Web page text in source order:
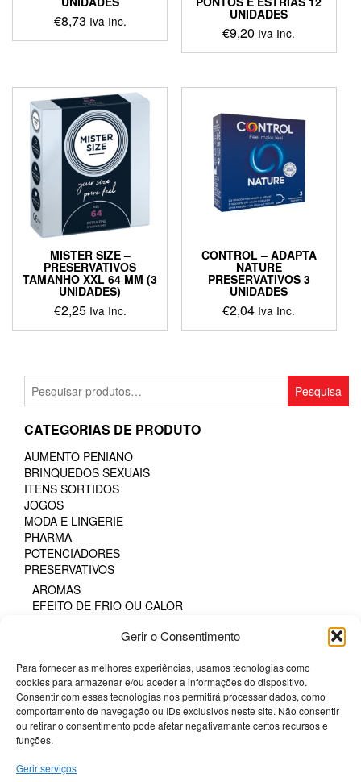
Gerir o Consentimento
Para fornecer as melhores experiências, usamos tecnologias como
cookies para armazenar e/ou aceder a informações do dispositivo.
Consentir com essas tecnologias nos permitirá processar dados, como
comportamento de navegação ou IDs exclusivos neste site. Não consentir
ou retirar o consentimento pode afetar negativamante certos recursos e
funções.
Gerir serviços
€8,73 Iva Inc. UNIDADES
€9,20 Iva Inc.
MISTER SIZE –
PRESERVATIVOS
TAMANHO XXL 64 MM (3
UNIDADES)
€2,25 Iva Inc.
This
multiple
variants.
options
be
chosen
on
product
CONTROL – ADAPTA
NATURE
PRESERVATIVOS 3
UNIDADES
€2,04 Iva Inc.
This
multiple
variants.
Pesquisar
por:
Pesquisa
CATEGORIAS DE PRODUTO
AUMENTO PENIANO
BRINQUEDOS SEXUAIS
ITENS SORTIDOS
JOGOS
MODA E LINGERIE
PHARMA
POTENCIADORES
PRESERVATIVOS
AROMAS
EFEITO DE FRIO OU CALOR
PROTEÇÃO SEXUAL ORAL
SEM LÁTEX
TODOS OS TAMANHOS
TODOS OS TAMANHOS DE CAIXA
SM & BONDAGE
Termos e Condições